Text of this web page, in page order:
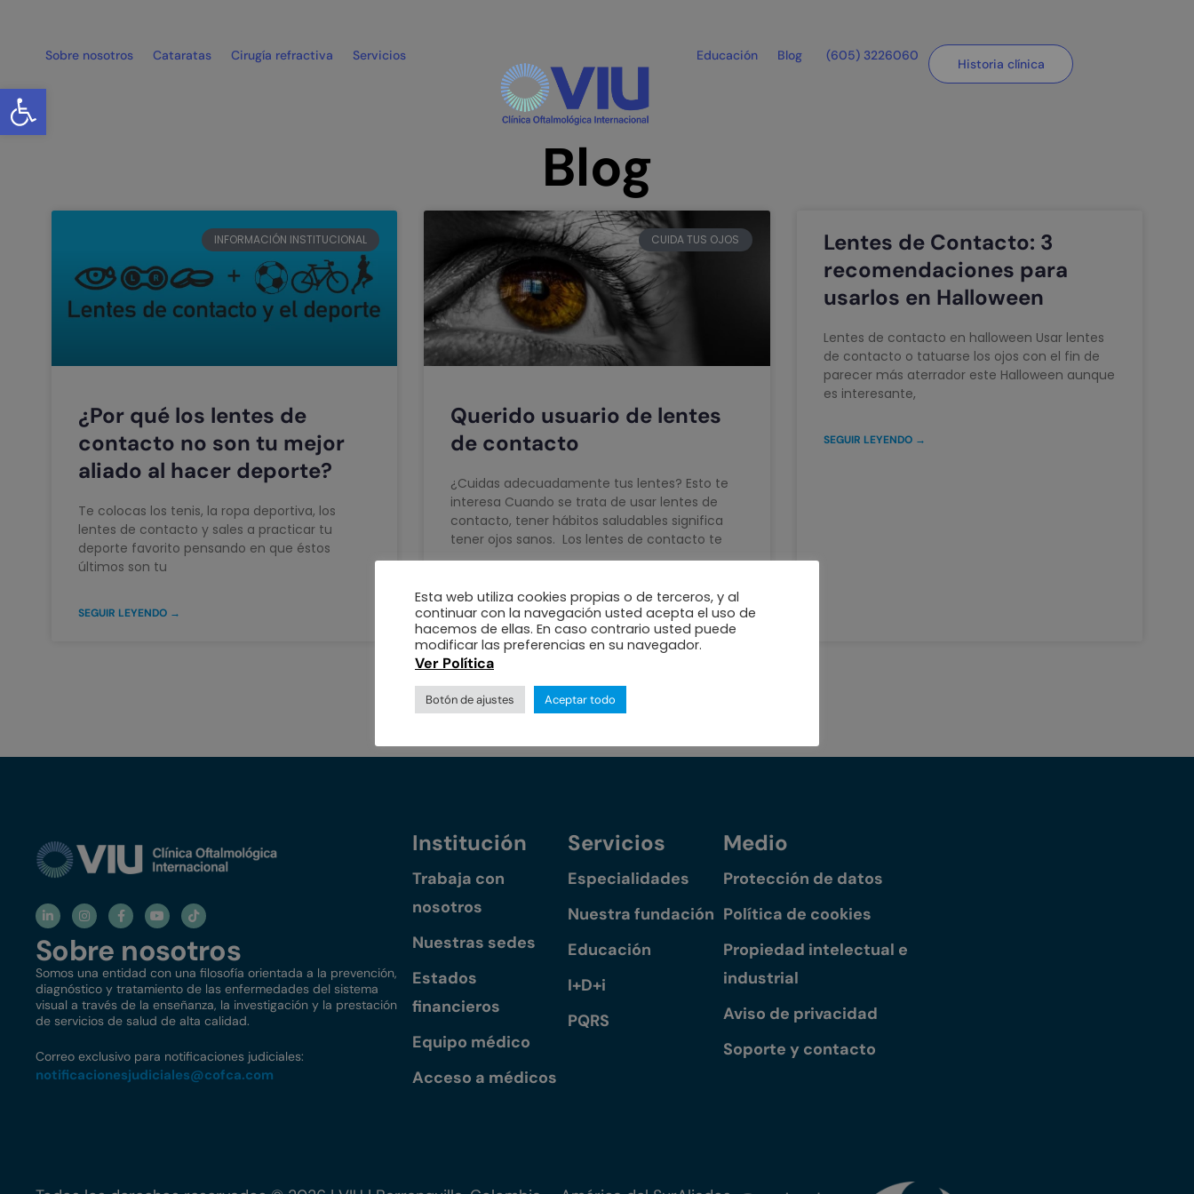
Abrir barra de herramientas
Sobre nosotros Cataratas Cirugía refractiva Servicios Educación Blog (605) 3226060
Historia clínica
Blog
INFORMACIÓN INSTITUCIONAL
¿Por qué los lentes de
contacto no son tu mejor
aliado al hacer deporte?
Te colocas los tenis, la ropa deportiva, los
lentes de contacto y sales a practicar tu
deporte favorito pensando en que éstos
últimos son tu
SEGUIR LEYENDO →
CUIDA TUS OJOS
Querido usuario de lentes
de contacto
¿Cuidas adecuadamente tus lentes? Esto te
interesa Cuando se trata de usar lentes de
contacto, tener hábitos saludables significa
tener ojos sanos. Los lentes de contacto te
Lentes de Contacto: 3
recomendaciones para
usarlos en Halloween
Lentes de contacto en halloween Usar lentes
de contacto o tatuarse los ojos con el fin de
parecer más aterrador este Halloween aunque
es interesante,
SEGUIR LEYENDO →
Sobre nosotros
Somos una entidad con una filosofía orientada a la prevención,
diagnóstico y tratamiento de las enfermedades del sistema
visual a través de la enseñanza, la investigación y la prestación
de servicios de salud de alta calidad.
Correo exclusivo para notificaciones judiciales:
notificacionesjudiciales@cofca.com
Institución
Trabaja con
nosotros
Nuestras sedes
Estados
financieros
Equipo médico
Acceso a médicos
Servicios
Especialidades
Nuestra fundación
Educación
I+D+i
PQRS
Medio
Protección de datos
Política de cookies
Propiedad intelectual e
industrial
Aviso de privacidad
Soporte y contacto
Esta web utiliza cookies propias o de terceros, y al
continuar con la navegación usted acepta el uso de
hacemos de ellas. En caso contrario usted puede
modificar las preferencias en su navegador.
Ver Política
Botón de ajustes Aceptar todo